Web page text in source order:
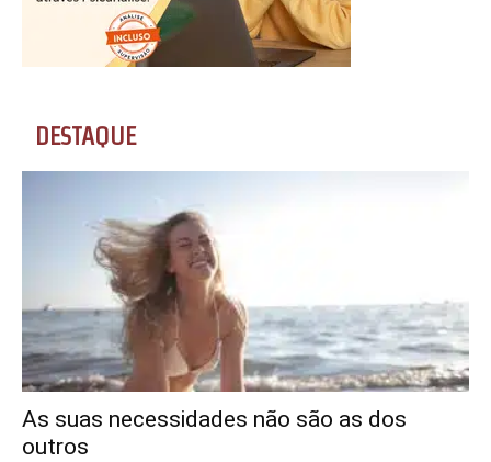
DESTAQUE
As suas necessidades não são as dos
outros